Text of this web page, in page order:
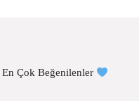
En Çok Beğenilenler